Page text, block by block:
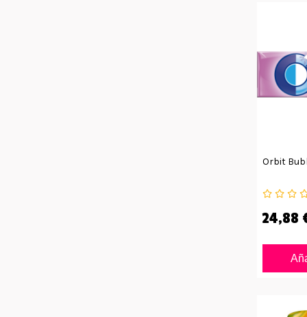
Orbit
24,88